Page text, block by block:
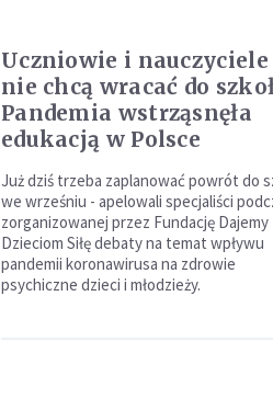
Uczniowie i nauczyciele
nie chcą wracać do
Pandemia wstrząsnęła
edukacją w Polsce
Już dziś trzeba zaplanować powrót do
we wrześniu - apelowali specjaliści
zorganizowanej przez Fundację Dajemy
Dzieciom Siłę debaty na temat wpływu
pandemii koronawirusa na zdrowie
psychiczne dzieci i młodzieży.